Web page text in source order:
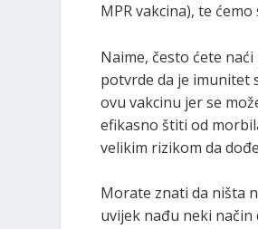
MPR vakcina), te
Naime, često ćete
potvrde da je imunitet
ovu vakcinu jer se
efikasno štiti od
velikim rizikom da
Morate znati da ništa
uvijek nađu neki način